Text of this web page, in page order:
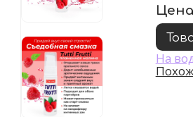
На